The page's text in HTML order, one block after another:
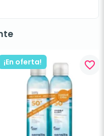
¡En oferta! favorite_border